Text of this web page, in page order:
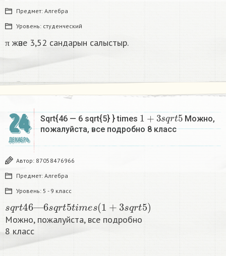
Предмет: Алгебра
Уровень: студенческий
π және 3,52 сандарын салыстыр.
24
ДЕКАБРЬ
Sqrt{46 — 6 sqrt{5} } times
1+3sqrt5
Можно,
пожалуйста, все подробно 8 класс​
Автор: 87058476966
Предмет: Алгебра
Уровень: 5 - 9 класс
46 6 5 (1 sq )
Можно, пожалуйста, все подробно
8 класс​